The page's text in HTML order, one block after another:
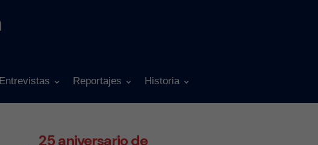
Entrevistas Reportajes Historia
25 aniversario de